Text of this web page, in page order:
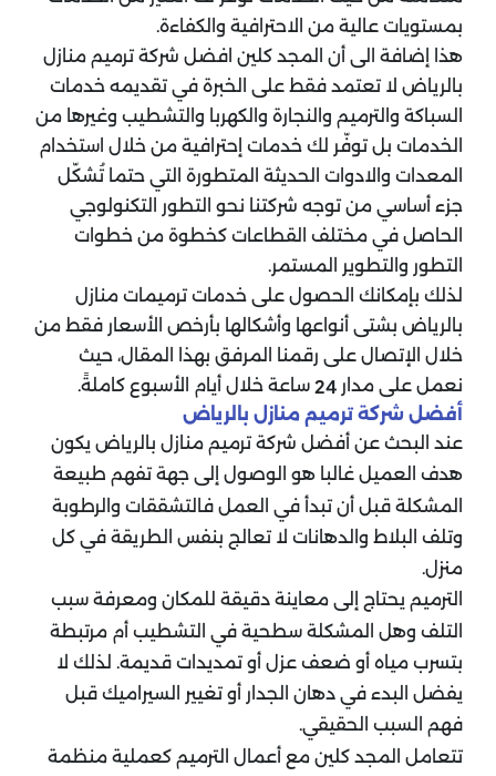
بمستويات عالية من الاحترافية والكفاءة.
هذا إضافة الى أن المجد كلين افضل شركة ترميم منازل
بالرياض لا تعتمد فقط على الخبرة في تقديمه خدمات
السباكة والترميم والنجارة والكهربا والتشطيب وغيرها من
الخدمات بل توفّر لك خدمات إحترافية من خلال استخدام
المعدات والادوات الحديثة المتطورة التي حتما تُشكّل
جزء أساسي من توجه شركتنا نحو التطور التكنولوجي
الحاصل في مختلف القطاعات كخطوة من خطوات
التطور والتطوير المستمر.
لذلك بإمكانك الحصول على خدمات ترميمات منازل
بالرياض بشتى أنواعها وأشكالها بأرخص الأسعار فقط من
خلال الإتصال على رقمنا المرفق بهذا المقال، حيث
نعمل على مدار 24 ساعة خلال أيام الأسبوع كاملةً.
أفضل شركة ترميم منازل بالرياض
عند البحث عن أفضل شركة ترميم منازل بالرياض يكون
هدف العميل غالبا هو الوصول إلى جهة تفهم طبيعة
المشكلة قبل أن تبدأ في العمل فالتشققات والرطوبة
وتلف البلاط والدهانات لا تعالج بنفس الطريقة في كل
منزل.
الترميم يحتاج إلى معاينة دقيقة للمكان ومعرفة سبب
التلف وهل المشكلة سطحية في التشطيب أم مرتبطة
بتسرب مياه أو ضعف عزل أو تمديدات قديمة. لذلك لا
يفضل البدء في دهان الجدار أو تغيير السيراميك قبل
فهم السبب الحقيقي.
تتعامل المجد كلين مع أعمال الترميم كعملية منظمة